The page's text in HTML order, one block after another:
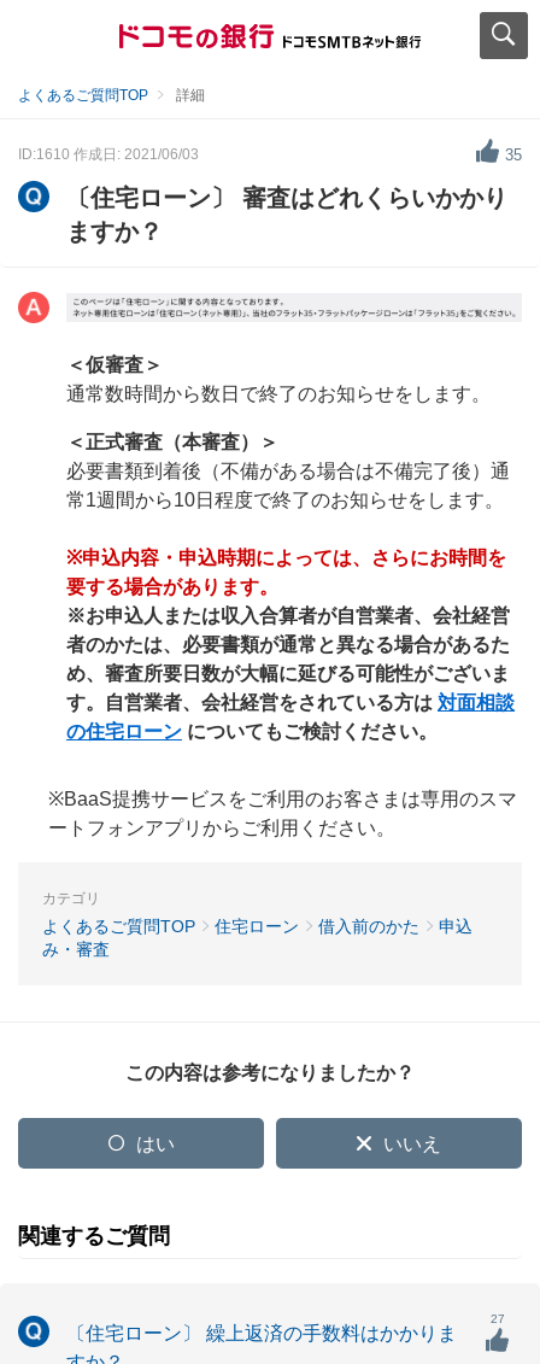
よくあるご質問TOP 詳細
ID:1610 作成日: 2021/06/03 35
〔住宅ローン〕 審査はどれくらいかかり
ますか？
＜仮審査＞
通常数時間から数日で終了のお知らせをします。
＜正式審査（本審査）＞
必要書類到着後（不備がある場合は不備完了後）通
常1週間から10日程度で終了のお知らせをします。
※申込内容・申込時期によっては、さらにお時間を
要する場合があります。
※お申込人または収入合算者が自営業者、会社経営
者のかたは、必要書類が通常と異なる場合があるた
め、審査所要日数が大幅に延びる可能性がございま
す。自営業者、会社経営をされている方は 対面相談
の住宅ローン についてもご検討ください。
※BaaS提携サービスをご利用のお客さまは専用のスマ
ートフォンアプリからご利用ください。
カテゴリ
よくあるご質問TOP 住宅ローン 借入前のかた
申込
み・審査
この内容は参考になりましたか？
はい いいえ
関連するご質問
〔住宅ローン〕 繰上返済の手数料はかかりま
27